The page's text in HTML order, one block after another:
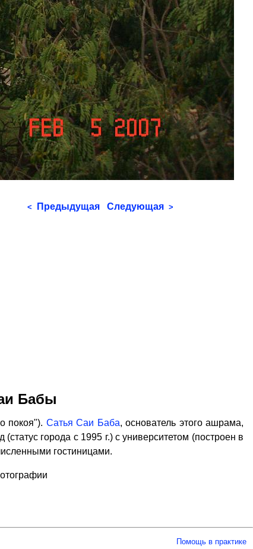
< Предыдущая Следующая >
Бабы
покоя"). Сатья Саи Баба, основатель этого ашрама,
города с 1995 г.) с университетом (построен в
гостиницами.
Помощь в практике